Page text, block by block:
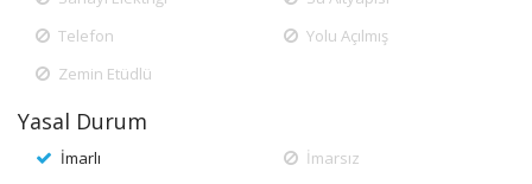
Telefon
Yolu Açılmış
Zemin Etüdlü
Yasal Durum
İmarlı
İmarsız